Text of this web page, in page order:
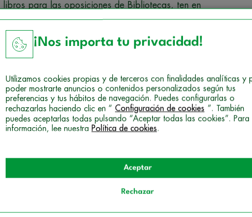
para las oposiciones de Bibliotecas, ten en
de la convocatoriaa la que quieras presentarte.
de
o local. Por tanto, no siempre es fácil que puedas
a cada convocatoria específica. No obstante, trata
esa oposición en concreto.
. Así, ten en cuenta que los contenidos pueden
legislativos u otras modificaciones. Por tanto, tus
deberían estar lo más actualizados posible. De
o la misma editorial te proporcionasen un servicio
que pudieras despreocuparte de esta cuestión.
de redacción
. De este modo te resultarán mucho
¡Nos importa tu privacidad!
Utilizamos cookies propias y de terceros con finalidades analíticas y
poder mostrarte anuncios o contenidos personalizados según tus
preferencias y tus hábitos de navegación. Puedes configurarlas o
rechazarlas haciendo clic en “ Configuración de cookies ”. También
puedes aceptarlas todas pulsando “Aceptar todas las cookies”. Para
información, lee nuestra Política de cookies.
Aceptar
Rechazar